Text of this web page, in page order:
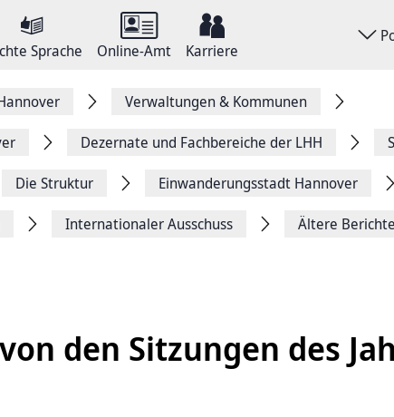
Sprache Online-Amt Karriere
Verwaltungen & Kommunen
Dezernate und Fachbereiche der LHH
Die Struktur Einwanderungsstadt Hannover
Internationaler Ausschuss Ältere Berichte
den Sitzungen des